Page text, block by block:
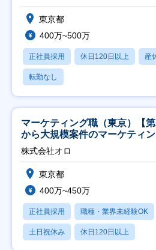
東京都
400万~500万
正社員採用 休日120日以上 産
転勤なし
マーケティング職（東京）【
から大規模案件のマーケティ
修充実】
株式会社オロ
東京都
400万~450万
正社員採用 職種・業界未経験OK
土日祝休み 休日120日以上